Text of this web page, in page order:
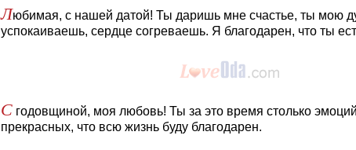
Любимая, с нашей датой! Ты даришь мне счастье, ты мою
успокаиваешь, сердце согреваешь. Я благодарен, что ты
С годовщиной, моя любовь! Ты за это время столько
прекрасных, что всю жизнь буду благодарен.